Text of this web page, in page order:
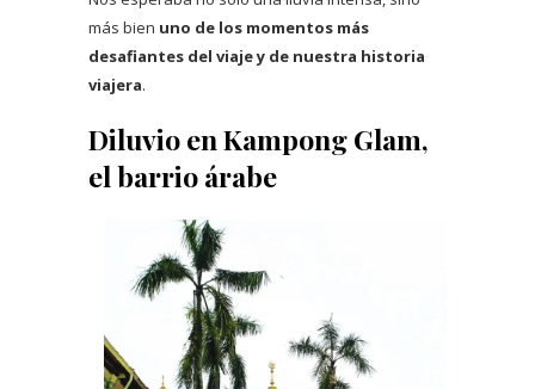
más bien uno de los momentos más
desafiantes del viaje y de nuestra historia
viajera.
Diluvio en Kampong Glam,
el barrio árabe